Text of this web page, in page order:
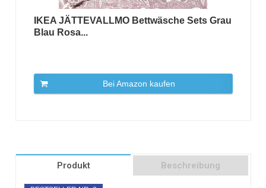
IKEA JÄTTEVALLMO Bettwäsche Sets Grau
Blau Rosa...
Bei Amazon kaufen
Produkt Beschreibung